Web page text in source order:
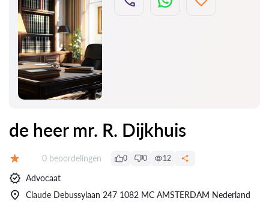
de heer mr. R. Dijkhuis
Getuigenissen:
0 beoordelingen 0 0 12
Advocaat
Claude Debussylaan 247 1082 MC AMSTERDAM Nederland